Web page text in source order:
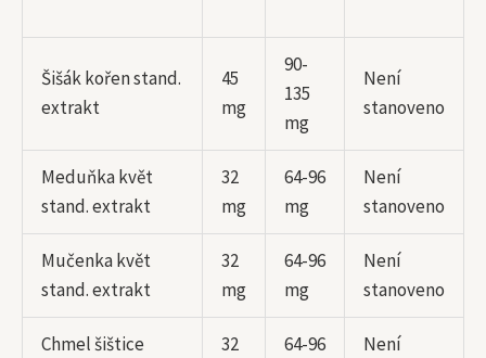
Šišák kořen stand.
extrakt
45
mg
90-
135
mg
Není
stanoveno
Meduňka květ
stand. extrakt
32
mg
64-96
mg
Není
stanoveno
Mučenka květ
stand. extrakt
32
mg
64-96
mg
Není
stanoveno
Chmel šištice
32
64-96
Není